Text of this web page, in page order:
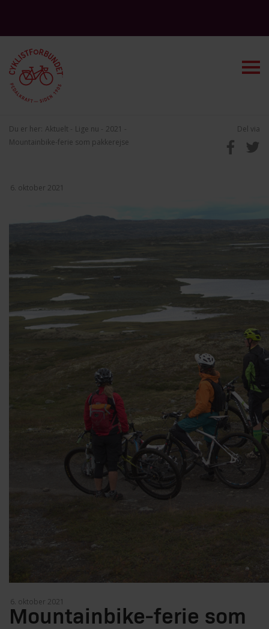
Du er her: Aktuelt Lige nu
2021
Mountainbike-ferie som pakkerejse
Del via
Mountainbike-ferie som